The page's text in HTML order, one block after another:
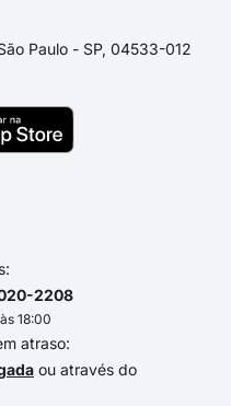
Paulo - SP, 04533-012
2208
18:00
atraso:
ou através do